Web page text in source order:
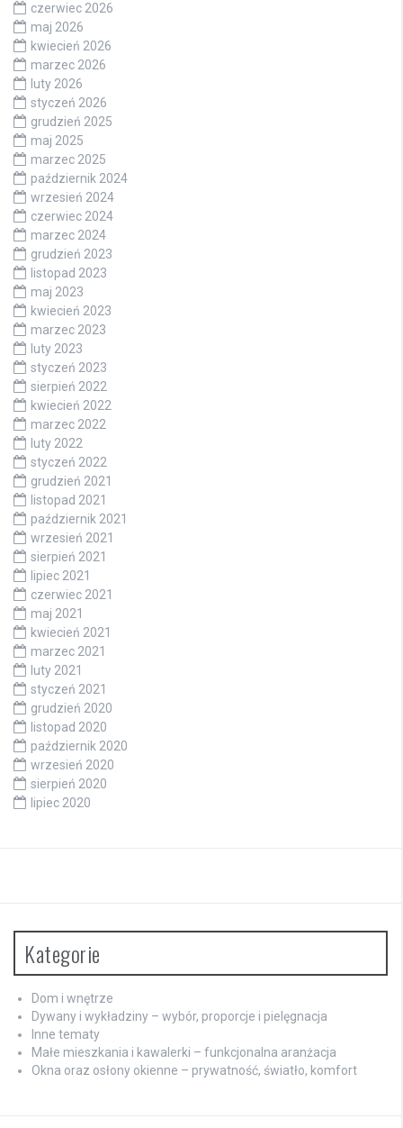
czerwiec 2026
maj 2026
kwiecień 2026
marzec 2026
luty 2026
styczeń 2026
grudzień 2025
maj 2025
marzec 2025
październik 2024
wrzesień 2024
czerwiec 2024
marzec 2024
grudzień 2023
listopad 2023
maj 2023
kwiecień 2023
marzec 2023
luty 2023
styczeń 2023
sierpień 2022
kwiecień 2022
marzec 2022
luty 2022
styczeń 2022
grudzień 2021
listopad 2021
październik 2021
wrzesień 2021
sierpień 2021
lipiec 2021
czerwiec 2021
maj 2021
kwiecień 2021
marzec 2021
luty 2021
styczeń 2021
grudzień 2020
listopad 2020
październik 2020
wrzesień 2020
sierpień 2020
lipiec 2020
Kategorie
Dom i wnętrze
Dywany i wykładziny – wybór, proporcje i pielęgnacja
Inne tematy
Małe mieszkania i kawalerki – funkcjonalna aranżacja
Okna oraz osłony okienne – prywatność, światło, komfort